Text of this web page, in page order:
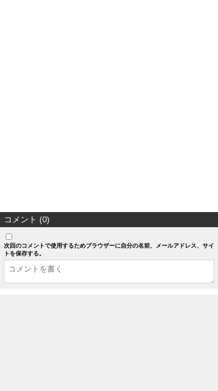
コメント (0)
次回のコメントで使用するためブラウザーに自分の名前、メールアドレス、サイ
トを保存する。